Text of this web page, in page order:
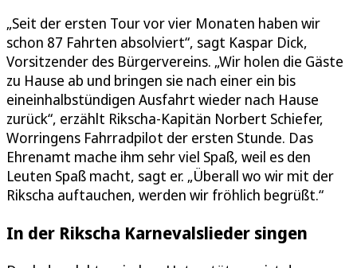
„Seit der ersten Tour vor vier Monaten haben wir
schon 87 Fahrten absolviert“, sagt Kaspar Dick,
Vorsitzender des Bürgervereins. „Wir holen die Gäste
zu Hause ab und bringen sie nach einer ein bis
eineinhalbstündigen Ausfahrt wieder nach Hause
zurück“, erzählt Rikscha-Kapitän Norbert Schiefer,
Worringens Fahrradpilot der ersten Stunde. Das
Ehrenamt mache ihm sehr viel Spaß, weil es den
Leuten Spaß macht, sagt er. „Überall wo wir mit der
Rikscha auftauchen, werden wir fröhlich begrüßt.“
In der Rikscha Karnevalslieder singen